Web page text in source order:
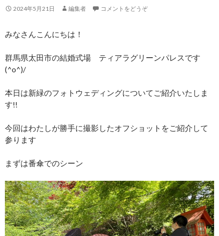
2024年5月21日 編集者 コメントをどうぞ
みなさんこんにちは！
群馬県太田市の結婚式場 ティアラグリーンパレスです
(^o^)/
本日は新緑のフォトウェディングについてご紹介いたしま
す!!
今回はわたしが勝手に撮影したオフショットをご紹介して
参ります
まずは番傘でのシーン